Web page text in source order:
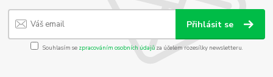
Přihlásit se
Souhlasím se zpracováním osobních údajůza účelem rozesílky newsletteru.